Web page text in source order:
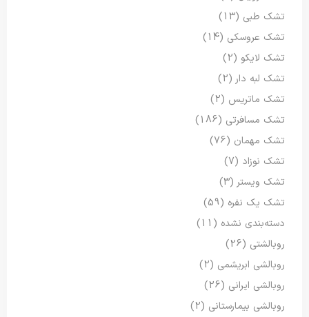
تشک طبی (13)
تشک عروسکی (14)
تشک لایکو (2)
تشک لبه دار (2)
تشک ماتریس (2)
تشک مسافرتی (186)
تشک مهمان (76)
تشک نوزاد (7)
تشک ویستر (3)
تشک یک نفره (59)
دسته‌بندی نشده (11)
روبالشتی (26)
روبالشی ابریشمی (2)
روبالشی ایرانی (26)
روبالشی بیمارستانی (2)